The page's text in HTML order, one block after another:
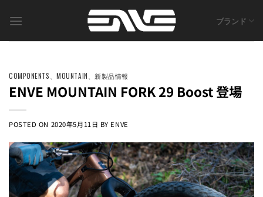
ブランド
COMPONENTS 、MOUNTAIN 新製品情報
ENVE MOUNTAIN FORK 29 Boost 登場
POSTED ON 2020年5月11日 BY ENVE